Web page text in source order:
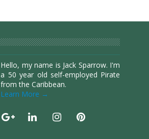
Hello, my name is Jack Sparrow. I'm
a 50 year old self-employed Pirate
from the Caribbean.
Learn More →